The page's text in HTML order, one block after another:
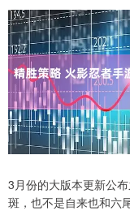
3月份的大版本更新公
斑，也不是自来也和六